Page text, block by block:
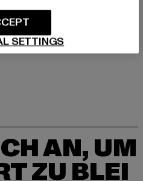
AN, UM
ZU BLEI
SETTINGS